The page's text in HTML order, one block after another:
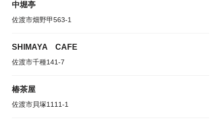
中堀亭
佐渡市畑野甲563-1
SHIMAYA CAFE
佐渡市千種141-7
椿茶屋
佐渡市貝塚1111-1